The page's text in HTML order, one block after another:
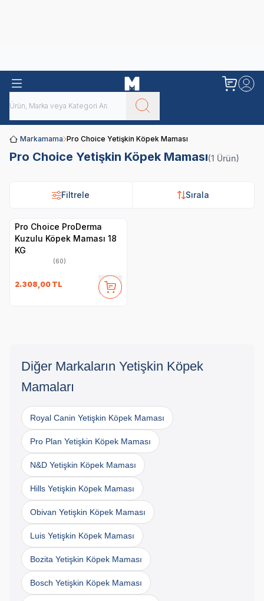
Markamama Pro Choice Yetişkin Köpek Maması
Pro Choice Yetişkin Köpek Maması(1 Ürün)
Filtrele Sırala
Pro Choice ProDerma
Kuzulu Köpek Maması 18
KG
(60)
2.308,00 TL
Diğer Markaların Yetişkin Köpek
Mamaları
Royal Canin Yetişkin Köpek Maması
Pro Plan Yetişkin Köpek Maması
N&D Yetişkin Köpek Maması
Hills Yetişkin Köpek Maması
Obivan Yetişkin Köpek Maması
Luis Yetişkin Köpek Maması
Bozita Yetişkin Köpek Maması
Bosch Yetişkin Köpek Maması